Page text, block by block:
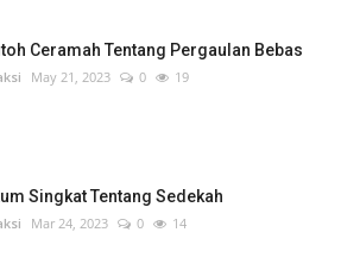
Ceramah Tentang Pergaulan Bebas
May 21, 2023 0 19
Singkat Tentang Sedekah
Mar 24, 2023 0 14